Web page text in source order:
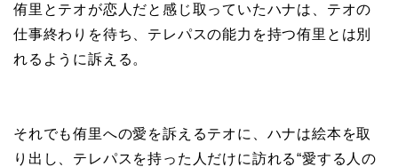
侑里とテオが恋人だと感じ取っていたハナは、テオの
仕事終わりを待ち、テレパスの能力を持つ侑里とは別
れるように訴える。
それでも侑里への愛を訴えるテオに、ハナは絵本を取
り出し、テレパスを持った人だけに訪れる“愛する人の